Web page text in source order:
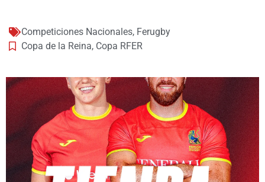
Competiciones Nacionales, Ferugby
Copa de la Reina, Copa RFER